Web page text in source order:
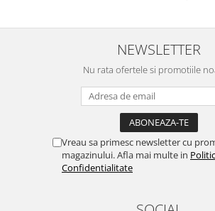
purtam cu drag la aniversate
NEWSLETTER
Nu rata ofertele si promotiile
Vreau sa primesc newsletter cu
magazinului. Afla mai multe in
Confidentialitate